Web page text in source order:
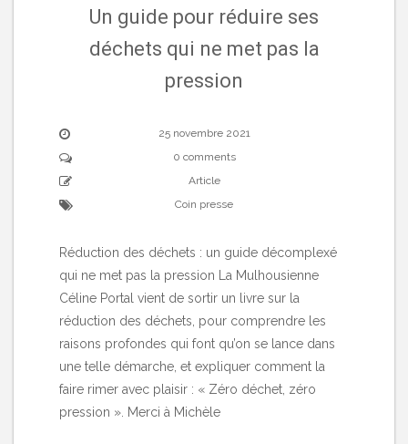
Un guide pour réduire ses
déchets qui ne met pas la
pression
25 novembre 2021
0 comments
Article
Coin presse
Réduction des déchets : un guide décomplexé
qui ne met pas la pression La Mulhousienne
Céline Portal vient de sortir un livre sur la
réduction des déchets, pour comprendre les
raisons profondes qui font qu’on se lance dans
une telle démarche, et expliquer comment la
faire rimer avec plaisir : « Zéro déchet, zéro
pression ». Merci à Michèle